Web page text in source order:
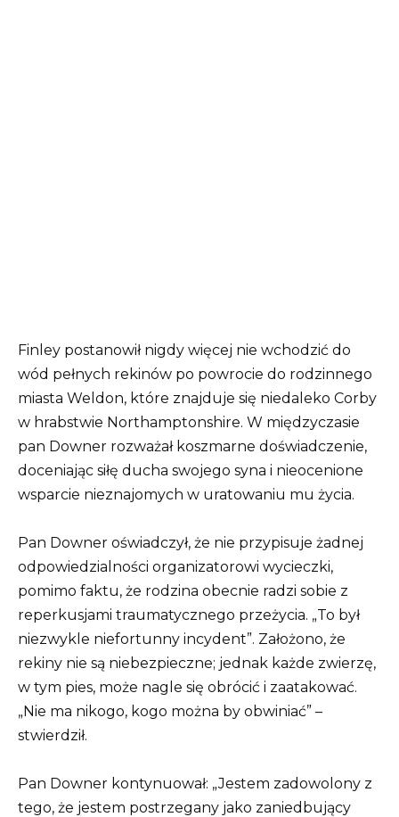
Finley postanowił nigdy więcej nie wchodzić do
wód pełnych rekinów po powrocie do rodzinnego
miasta Weldon, które znajduje się niedaleko Corby
w hrabstwie Northamptonshire. W międzyczasie
pan Downer rozważał koszmarne doświadczenie,
doceniając siłę ducha swojego syna i nieocenione
wsparcie nieznajomych w uratowaniu mu życia.
Pan Downer oświadczył, że nie przypisuje żadnej
odpowiedzialności organizatorowi wycieczki,
pomimo faktu, że rodzina obecnie radzi sobie z
reperkusjami traumatycznego przeżycia. „To był
niezwykle niefortunny incydent”. Założono, że
rekiny nie są niebezpieczne; jednak każde zwierzę,
w tym pies, może nagle się obrócić i zaatakować.
„Nie ma nikogo, kogo można by obwiniać” –
stwierdził.
Pan Downer kontynuował: „Jestem zadowolony z
tego, że jestem postrzegany jako zaniedbujący